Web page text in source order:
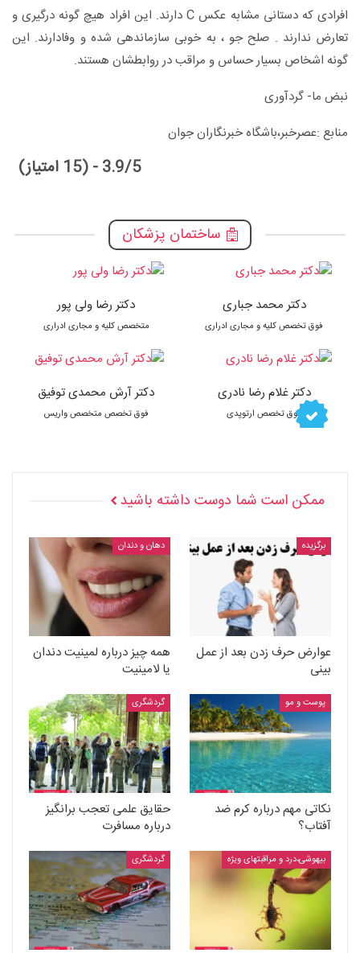
افرادی که دستانی مشابه عکس C دارند. این افراد هیچ گونه درگیری و
تعارض ندارند . صلح جو ، به خوبی سازماندهی شده و وفادارند. این
گونه اشخاص بسیار حساس و مراقب در روابطشان هستند.
نبض ما- گردآوری
منابع :عصرخبر،باشگاه خبرنگاران جوان
3.9/5 - (15 امتیاز)
ساختمان پزشکان
دکتر محمد جباری
فوق تخصص کلیه و مجاری ادراری
دکتر غلام رضا نادری
فوق تخصص ارتوپدی
دکتر رضا ولی پور
متخصص کلیه و مجاری ادراری
دکتر آرش محمدی توفیق
فوق تخصص متخصص واریس
ممکن است شما دوست داشته باشید
برگزیده
عوارض حرف زدن بعد از عمل
بینی
دهان و دندان
همه چیز درباره لمینیت دندان
یا لامینیت
پوست و مو
نکاتی مهم درباره کرم ضد
آفتاب؟
گردشگری
حقایق علمی تعجب برانگیز
درباره مسافرت
بیهوشی،درد و مراقبتهای ویژه گردشگری